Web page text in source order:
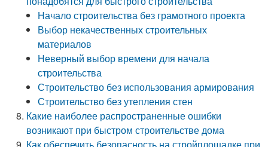
Начало строительства без грамотного проекта
Выбор некачественных строительных
материалов
Неверный выбор времени для начала
строительства
Строительство без использования армирования
Строительство без утепления стен
Какие наиболее распространенные ошибки
возникают при быстром строительстве дома